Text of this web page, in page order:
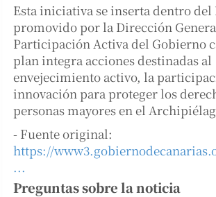
Esta iniciativa se inserta dentro del
promovido por la Dirección
Participación Activa del Gobierno
plan integra acciones destinadas al
envejecimiento activo, la
innovación para proteger los
personas mayores en el
- Fuente original:
https://
...
Preguntas sobre la noticia